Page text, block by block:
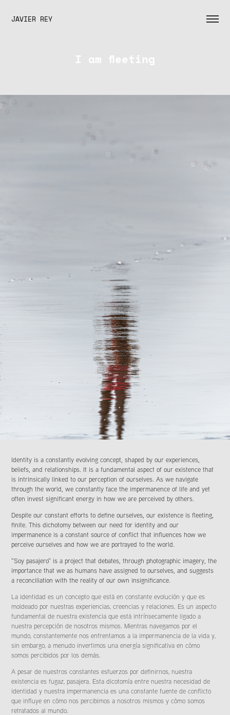
JAVIER REY
I am fleeting
Identity is a constantly evolving concept, shaped by our experiences,
beliefs, and relationships. It is a fundamental aspect of our existence that
is intrinsically linked to our perception of ourselves. As we navigate
through the world, we constantly face the impermanence of life and yet
often invest significant energy in how we are perceived by others.
Despite our constant efforts to define ourselves, our existence is fleeting,
finite. This dichotomy between our need for identity and our
impermanence is a constant source of conflict that influences how we
perceive ourselves and how we are portrayed to the world.
"Soy pasajero" is a project that debates, through photographic imagery, the
importance that we as humans have assigned to ourselves, and suggests
a reconciliation with the reality of our own insignificance.
La identidad es un concepto que está en constante evolución y que es
moldeado por nuestras experiencias, creencias y relaciones. Es un aspecto
fundamental de nuestra existencia que está intrínsecamente ligado a
nuestra percepción de nosotros mismos. Mientras navegamos por el
mundo, constantemente nos enfrentamos a la impermanencia de la vida y,
sin embargo, a menudo invertimos una energía significativa en cómo
somos percibidos por los demás.
A pesar de nuestros constantes esfuerzos por definirnos, nuestra
existencia es fugaz, pasajera. Esta dicotomía entre nuestra necesidad de
identidad y nuestra impermanencia es una constante fuente de conflicto
que influye en cómo nos percibimos a nosotros mismos y cómo somos
retratados al mundo.